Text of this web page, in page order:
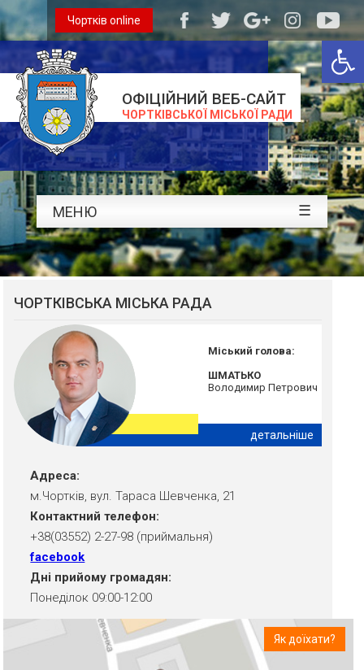
ОФІЦІЙНИЙ ВЕБ-САЙТ
ЧОРТКІВСЬКОЇ МІСЬКОЇ РАДИ
Чортків online
МЕНЮ ☰
ЧОРТКІВСЬКА МІСЬКА РАДА
Міський голова:
ШМАТЬКО
Володимир Петрович
детальніше
Адреса:
м.Чортків, вул. Тараса Шевченка, 21
Контактний телефон:
+38(03552) 2-27-98 (приймальня)
facebook
Дні прийому громадян:
Понеділок 09:00-12:00
Як доїхати?